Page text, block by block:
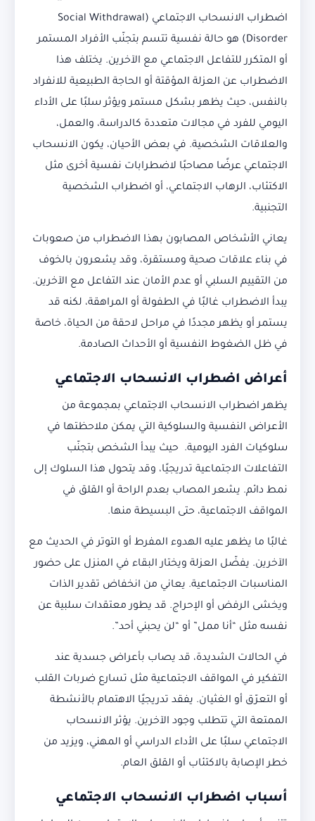
اضطراب الانسحاب الاجتماعي (Social Withdrawal
Disorder) هو حالة نفسية تتسم بتجنّب الأفراد المستمر
أو المتكرر للتفاعل الاجتماعي مع الآخرين. يختلف هذا
الاضطراب عن العزلة المؤقتة أو الحاجة الطبيعية للانفراد
بالنفس، حيث يظهر بشكل مستمر ويؤثر سلبًا على الأداء
اليومي للفرد في مجالات متعددة كالدراسة، والعمل،
والعلاقات الشخصية. في بعض الأحيان، يكون الانسحاب
الاجتماعي عرضًا مصاحبًا لاضطرابات نفسية أخرى مثل
الاكتئاب، الرهاب الاجتماعي، أو اضطراب الشخصية
التجنبية.
يعاني الأشخاص المصابون بهذا الاضطراب من صعوبات
في بناء علاقات صحية ومستقرة، وقد يشعرون بالخوف
من التقييم السلبي أو عدم الأمان عند التفاعل مع الآخرين.
يبدأ الاضطراب غالبًا في الطفولة أو المراهقة، لكنه قد
يستمر أو يظهر مجددًا في مراحل لاحقة من الحياة، خاصة
في ظل الضغوط النفسية أو الأحداث الصادمة.
أعراض اضطراب الانسحاب الاجتماعي
يظهر اضطراب الانسحاب الاجتماعي بمجموعة من
الأعراض النفسية والسلوكية التي يمكن ملاحظتها في
سلوكيات الفرد اليومية. حيث يبدأ الشخص بتجنّب
التفاعلات الاجتماعية تدريجيًا، وقد يتحول هذا السلوك إلى
نمط دائم. يشعر المصاب بعدم الراحة أو القلق في
المواقف الاجتماعية، حتى البسيطة منها.
غالبًا ما يظهر عليه الهدوء المفرط أو التوتر في الحديث مع
الآخرين. يفضّل العزلة ويختار البقاء في المنزل على حضور
المناسبات الاجتماعية. يعاني من انخفاض تقدير الذات
ويخشى الرفض أو الإحراج. قد يطور معتقدات سلبية عن
نفسه مثل “أنا ممل” أو “لن يحبني أحد”.
في الحالات الشديدة، قد يصاب بأعراض جسدية عند
التفكير في المواقف الاجتماعية مثل تسارع ضربات القلب
أو التعرّق أو الغثيان. يفقد تدريجيًا الاهتمام بالأنشطة
الممتعة التي تتطلب وجود الآخرين. يؤثر الانسحاب
الاجتماعي سلبًا على الأداء الدراسي أو المهني، ويزيد من
خطر الإصابة بالاكتئاب أو القلق العام.
أسباب اضطراب الانسحاب الاجتماعي